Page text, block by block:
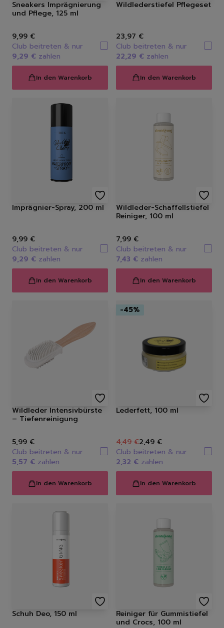
Sneakers Imprägnierung
und Pflege, 125 ml
9,99 €
Club beitreten & nur
9,29 € zahlen
In den Warenkorb
Wildlederstiefel Pflegeset
23,97 €
Club beitreten & nur
22,29 € zahlen
In den Warenkorb
Imprägnier-Spray, 200 ml
9,99 €
Club beitreten & nur
9,29 € zahlen
In den Warenkorb
Wildleder-Schaffellstiefel
Reiniger, 100 ml
7,99 €
Club beitreten & nur
7,43 € zahlen
In den Warenkorb
Wildleder Intensivbürste
– Tiefenreinigung
5,99 €
Club beitreten & nur
5,57 € zahlen
In den Warenkorb
-45%
Lederfett, 100 ml
4,49 €2,49 €
Club beitreten & nur
2,32 € zahlen
In den Warenkorb
Schuh Deo, 150 ml
Reiniger für Gummistiefel
und Crocs, 100 ml